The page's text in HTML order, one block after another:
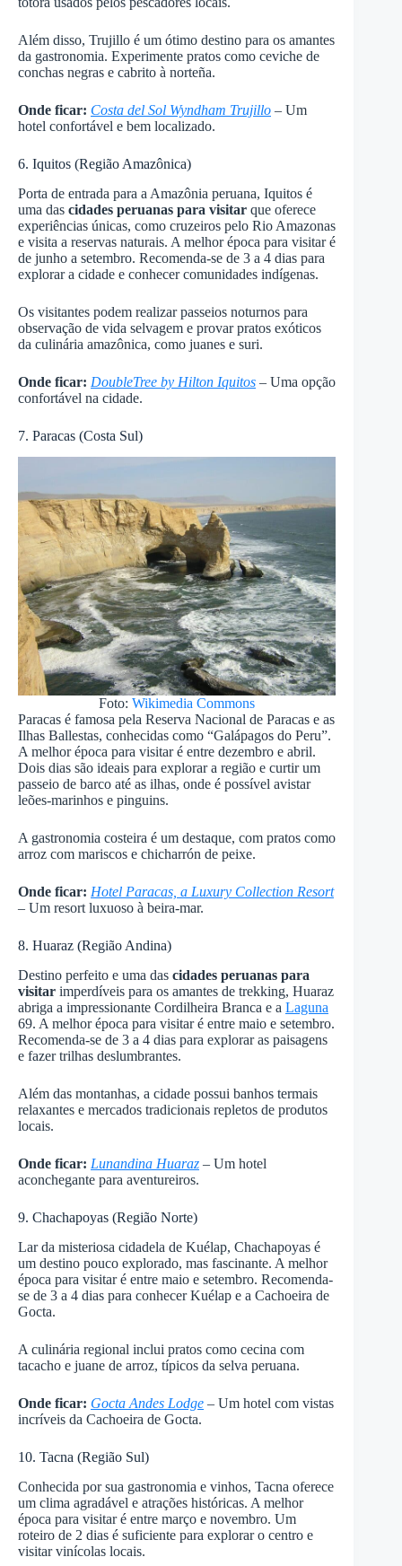
Além disso, Trujillo é um ótimo destino para os amantes
da gastronomia. Experimente pratos como ceviche de
conchas negras e cabrito à norteña.
Onde ficar: Costa del Sol Wyndham Trujillo – Um
hotel confortável e bem localizado.
6. Iquitos (Região Amazônica)
Porta de entrada para a Amazônia peruana, Iquitos é
uma das cidades peruanas para visitar que oferece
experiências únicas, como cruzeiros pelo Rio Amazonas
e visita a reservas naturais. A melhor época para visitar é
de junho a setembro. Recomenda-se de 3 a 4 dias para
explorar a cidade e conhecer comunidades indígenas.
Os visitantes podem realizar passeios noturnos para
observação de vida selvagem e provar pratos exóticos
da culinária amazônica, como juanes e suri.
Onde ficar: DoubleTree by Hilton Iquitos – Uma opção
confortável na cidade.
7. Paracas (Costa Sul)
Foto:Wikimedia Commons
Paracas é famosa pela Reserva Nacional de Paracas e as
Ilhas Ballestas, conhecidas como “Galápagos do Peru”.
A melhor época para visitar é entre dezembro e abril.
Dois dias são ideais para explorar a região e curtir um
passeio de barco até as ilhas, onde é possível avistar
leões-marinhos e pinguins.
A gastronomia costeira é um destaque, com pratos como
arroz com mariscos e chicharrón de peixe.
Onde ficar: Hotel Paracas, a Luxury Collection Resort
– Um resort luxuoso à beira-mar.
8. Huaraz (Região Andina)
Destino perfeito e uma das cidades peruanas para
visitar imperdíveis para os amantes de trekking, Huaraz
abriga a impressionante Cordilheira Branca e a Laguna
69. A melhor época para visitar é entre maio e setembro.
Recomenda-se de 3 a 4 dias para explorar as paisagens
e fazer trilhas deslumbrantes.
Além das montanhas, a cidade possui banhos termais
relaxantes e mercados tradicionais repletos de produtos
locais.
Onde ficar: Lunandina Huaraz – Um hotel
aconchegante para aventureiros.
9. Chachapoyas (Região Norte)
Lar da misteriosa cidadela de Kuélap, Chachapoyas é
um destino pouco explorado, mas fascinante. A melhor
época para visitar é entre maio e setembro. Recomenda-
se de 3 a 4 dias para conhecer Kuélap e a Cachoeira de
Gocta.
A culinária regional inclui pratos como cecina com
tacacho e juane de arroz, típicos da selva peruana.
Onde ficar: Gocta Andes Lodge – Um hotel com vistas
incríveis da Cachoeira de Gocta.
10. Tacna (Região Sul)
Conhecida por sua gastronomia e vinhos, Tacna oferece
um clima agradável e atrações históricas. A melhor
época para visitar é entre março e novembro. Um
roteiro de 2 dias é suficiente para explorar o centro e
visitar vinícolas locais.